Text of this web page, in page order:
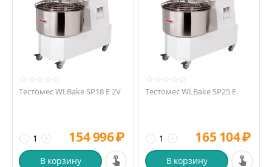
Тестомес WLBake SP18 E 2V
+
− 154 996₽
В корзину
Тестомес WLBake SP25 E
+
− 165 104₽
В корзину